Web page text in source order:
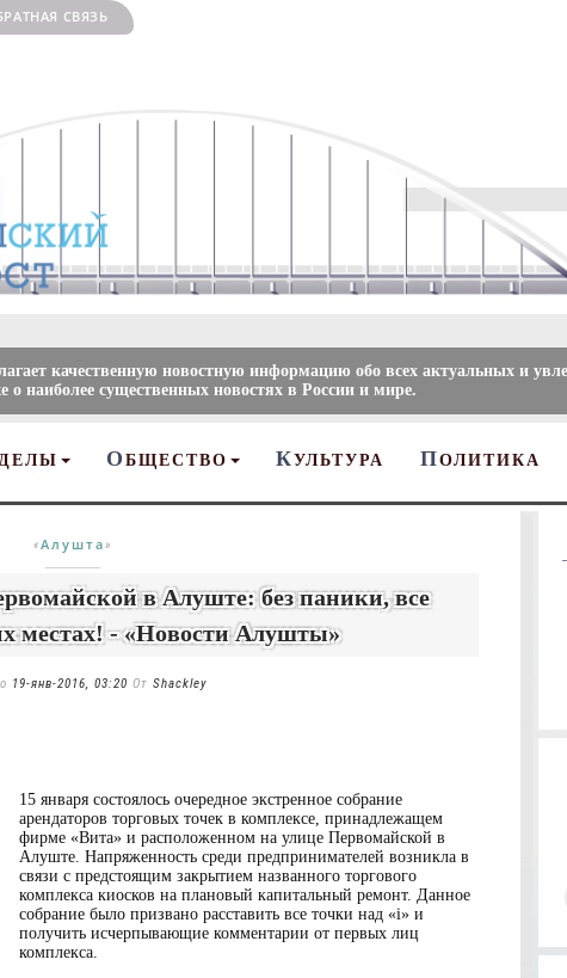
СВЯЗЬ
качественную новостную информацию обо всех актуальных и
о наиболее существенных новостях в России и мире.
О БЩЕСТВО КУЛЬТУРА ПОЛИТИКА
«Алушта»
в Алуште: без паники, все
местах! - «Новости Алушты»
19-янв-2016, 03:20 От Shackley
15 января состоялось очередное экстренное собрание
арендаторов торговых точек в комплексе, принадлежащем
фирме «Вита» и расположенном на улице Первомайской в
Алуште. Напряженность среди предпринимателей возникла в
связи с предстоящим закрытием названного торгового
комплекса киосков на плановый капитальный ремонт. Данное
собрание было призвано расставить все точки над «i» и
получить исчерпывающие комментарии от первых лиц
комплекса.